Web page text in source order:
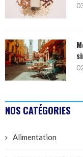
NOS CATÉGORIES
Alimentation